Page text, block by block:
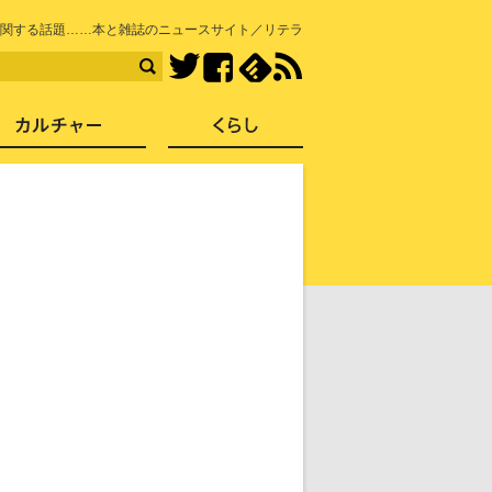
する話題……本と雑誌のニュースサイト／リテラ
TwitterFacebook
社会